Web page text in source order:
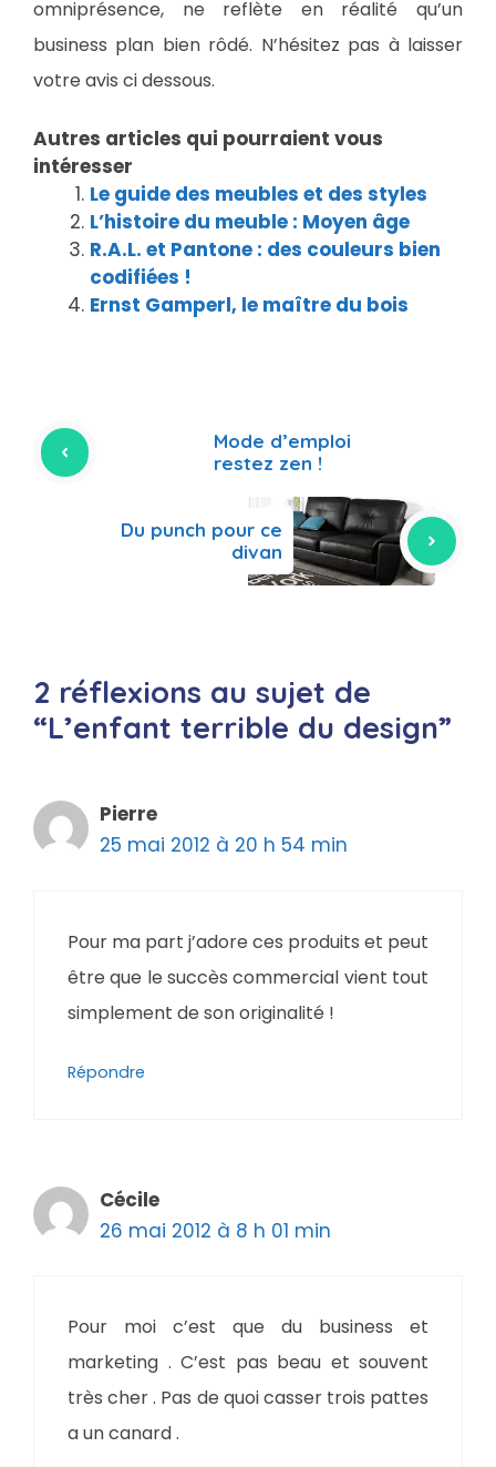
omniprésence, ne reflète en réalité qu’un
business plan bien rôdé. N’hésitez pas à laisser
votre avis ci dessous.
Autres articles qui pourraient vous
intéresser
Le guide des meubles et des styles
L’histoire du meuble : Moyen âge
R.A.L. et Pantone : des couleurs bien
codifiées !
Ernst Gamperl, le maître du bois
Mode d’emploi
restez zen !
Du punch pour ce
divan
2 réflexions au sujet de
“L’enfant terrible du design”
Pierre
25 mai 2012 à 20 h 54 min
Pour ma part j’adore ces produits et peut
être que le succès commercial vient tout
simplement de son originalité !
Répondre
Cécile
26 mai 2012 à 8 h 01 min
Pour moi c’est que du business et
marketing . C’est pas beau et souvent
très cher . Pas de quoi casser trois pattes
a un canard .